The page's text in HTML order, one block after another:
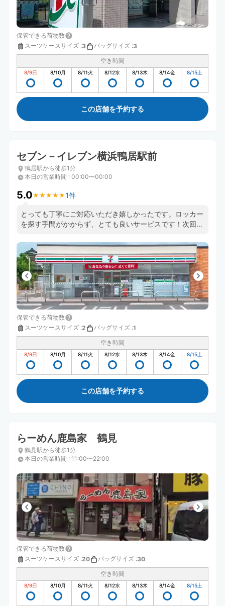
保管できる荷物数
スーツケースサイズ :3 バッグサイズ :3
空き時間
8/9日 8/10月 8/11火 8/12水 8/13木 8/14金 8/15土
この店舗を予約する
セブン－イレブン横浜鴨居駅前
鴨居駅から徒歩1分
本日の営業時間 : 00:00〜00:00
5.0★ ★ ★ ★ ★
★ ★ ★ ★ ★1件
とっても丁寧にご対応いただき嬉しかったです。ロッカー
を探す手間がかからず、とても良いサービスです！次回も
した、大変助かりました(^_^)
保管できる荷物数
スーツケースサイズ :2 バッグサイズ :1
空き時間
8/9日 8/10月 8/11火 8/12水 8/13木 8/14金 8/15土
この店舗を予約する
らーめん鹿島家 鶴見
鶴見駅から徒歩1分
本日の営業時間 : 11:00〜22:00
保管できる荷物数
スーツケースサイズ :20 バッグサイズ :30
空き時間
8/9日 8/10月 8/11火 8/12水 8/13木 8/14金 8/15土